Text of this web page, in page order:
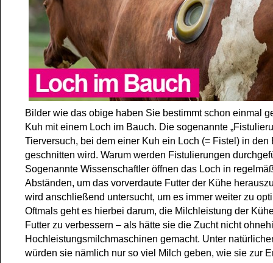
Bilder wie das obige haben Sie bestimmt schon einmal
Kuh mit einem Loch im Bauch. Die sogenannte
Tierversuch, bei dem einer Kuh ein Loch (= Fistel) in den
geschnitten wird. Warum werden Fistulierungen
Sogenannte Wissenschaftler öffnen das Loch in
Abständen, um das vorverdaute Futter der Kühe
wird anschließend untersucht, um es immer weiter zu
Oftmals geht es hierbei darum, die Milchleistung der
Futter zu verbessern – als hätte sie die Zucht nicht
Hochleistungsmilchmaschinen gemacht. Unter
würden sie nämlich nur so viel Milch geben, wie sie zur